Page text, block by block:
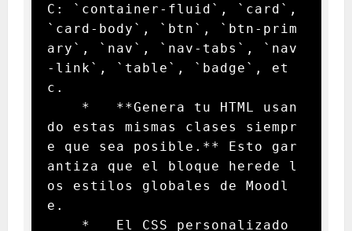
C: `container-fluid`, `card`,
`card-body`, `btn`, `btn-prim
ary`, `nav`, `nav-tabs`, `nav
-link`, `table`, `badge`, et
c.
do estas mismas clases siempr
e que sea posible.** Esto gar
antiza que el bloque herede l
os estilos globales de Moodl
e.